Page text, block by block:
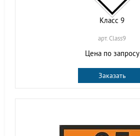
Класс 9
арт. Class9
Цена по запросу
Заказать